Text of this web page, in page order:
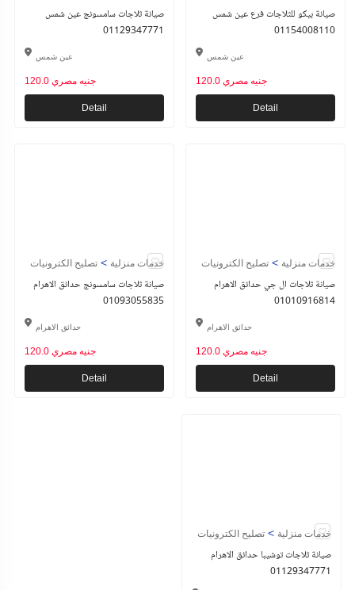
صيانة ثلاجات سامسونج عين شمس
01129347771
عين شمس
120.0 جنيه مصري
Detail
صيانة بيكو للثلاجات فرع عين شمس
01154008110
عين شمس
120.0 جنيه مصري
Detail
خدمات منزلية > تصليح الكترونيات
صيانة ثلاجات سامسونج حدائق الاهرام
01093055835
حدائق الاهرام
120.0 جنيه مصري
Detail
خدمات منزلية > تصليح الكترونيات
صيانة ثلاجات ال جي حدائق الاهرام
01010916814
حدائق الاهرام
120.0 جنيه مصري
Detail
خدمات منزلية > تصليح الكترونيات
صيانة ثلاجات توشيبا حدائق الاهرام
01129347771